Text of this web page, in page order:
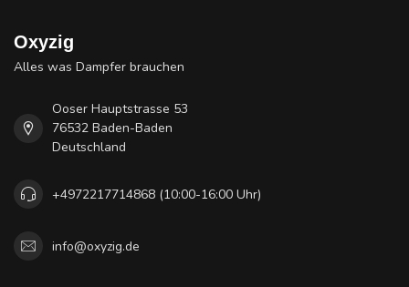
Oxyzig
Alles was Dampfer brauchen
Ooser Hauptstrasse 53
76532 Baden-Baden
Deutschland
+4972217714868 (10:00-16:00 Uhr)
info@oxyzig.de